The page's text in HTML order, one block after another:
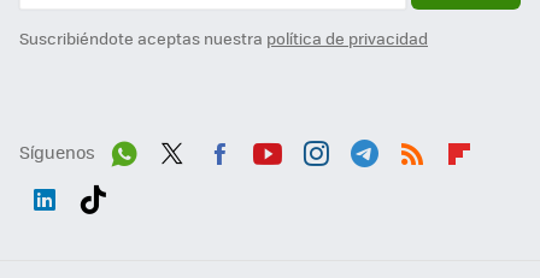
Suscribiéndote aceptas nuestra política de privacidad
Síguenos